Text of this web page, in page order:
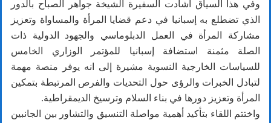
وفي هذا السياق أشادت السفيرة الشيخة جواهر الصباح بالدور
الذي تضطلع به إسبانيا في دعم قضايا المرأة والمساواة وتعزيز
مشاركة المرأة في العمل الدبلوماسي والجهود الدولية ذات
الصلة مثمنة استضافة إسبانيا للمؤتمر الوزاري الخامس
للسياسات الخارجية النسوية مشيرة إلى انه يوفر منصة مهمة
لتبادل الخبرات والرؤى حول التحديات والفرص المرتبطة بتمكين
المرأة وتعزيز دورها في بناء السلام وترسيخ الديمقراطية.
واختتم اللقاء بتأكيد أهمية مواصلة التنسيق والتشاور بين الجانبين